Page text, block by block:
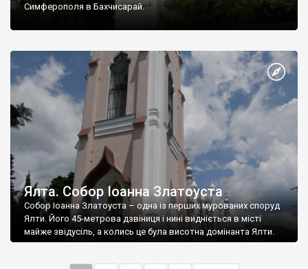
Симферополя в Бахчисарай.
Ялта. Собор Іоанна Златоуста
Собор Іоанна Златоуста – одна із перших мурованих споруд
Ялти. Його 45-метрова дзвіниця і нині видніється в місті
майже звідусіль, а колись це була висотна домінанта Ялти.